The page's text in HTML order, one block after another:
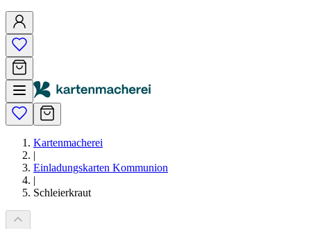
Kartenmacherei
|
Einladungskarten Kommunion
|
Schleierkraut